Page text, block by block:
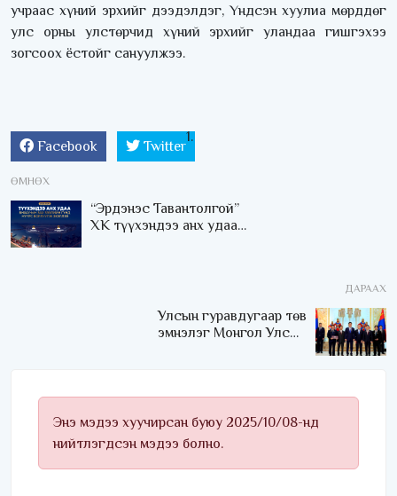
учраас хүний эрхийг дээдэлдэг, Үндсэн хуулиа мөрддөг
улс орны улстөрчид хүний эрхийг уландаа гишгэхээ
зогсоох ёстойг сануулжээ.
Facebook Twitter
ӨМНӨХ
“Эрдэнэс Тавантолгой”
ХК түүхэндээ анх удаа
ДАРААХ
Улсын гуравдугаар төв
эмнэлэг Монгол Улсын
Энэ мэдээ хуучирсан буюу 2025/10/08-нд
нийтлэгдсэн мэдээ болно.